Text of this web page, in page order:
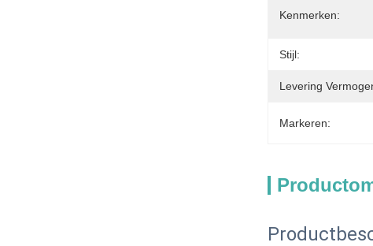
Kenmerken:
Stijl:
Levering
Markeren: